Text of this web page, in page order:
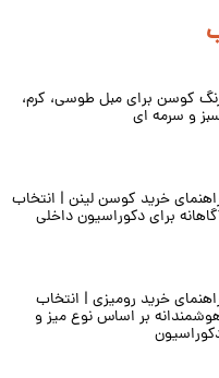
کوسن برای مبل طوسی، کرم،
و سرمه ای
خرید کوسن لینن | انتخاب
برای دکوراسیون داخلی
خرید رومیزی | انتخاب
بر اساس نوع میز و